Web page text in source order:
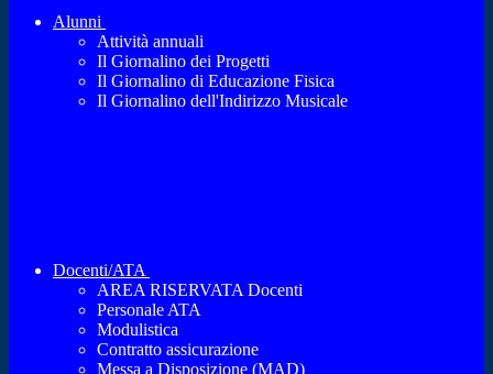
Alunni
Attività annuali
Il Giornalino dei Progetti
Il Giornalino di Educazione Fisica
Il Giornalino dell'Indirizzo Musicale
Docenti/ATA
AREA RISERVATA Docenti
Personale ATA
Modulistica
Contratto assicurazione
Messa a Disposizione (MAD)